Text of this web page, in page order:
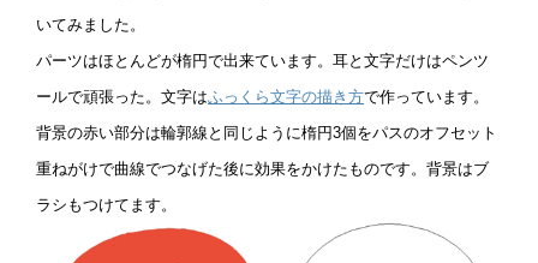
いてみました。
パーツはほとんどが楕円で出来ています。耳と文字だけはペンツ
ールで頑張った。 文字はふっくら文字の描き方で作っています。
背景の赤い部分は輪郭線と同じように楕円3個をパスのオフセット
重ねがけで曲線でつなげた後に効果をかけたものです。背景はブ
ラシもつけてます。